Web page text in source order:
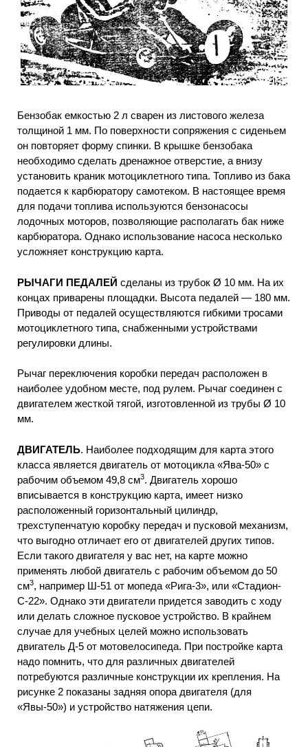
Бензобак емкостью 2 л сварен из листового железа
толщиной 1 мм. По поверхности сопряжения с сиденьем
он повторяет форму спинки. В крышке бензобака
необходимо сделать дренажное отверстие, а внизу
установить краник мотоциклетного типа. Топливо из бака
подается к карбюратору самотеком. В настоящее время
для подачи топлива используются бензонасосы
лодочных моторов, позволяющие располагать бак ниже
карбюратора. Однако использование насоса несколько
усложняет конструкцию карта.
РЫЧАГИ ПЕДАЛЕЙ сделаны из трубок Ø 10 мм. На их
концах приварены площадки. Высота педалей — 180 мм.
Приводы от педалей осуществляются гибкими тросами
мотоциклетного типа, снабженными устройствами
регулировки длины.
Рычаг переключения коробки передач расположен в
наиболее удобном месте, под рулем. Рычаг соединен с
двигателем жесткой тягой, изготовленной из трубы Ø 10
мм.
ДВИГАТЕЛЬ. Наиболее подходящим для карта этого
класса является двигатель от мотоцикла «Ява-50» с
рабочим объемом 49,8 см3. Двигатель хорошо
вписывается в конструкцию карта, имеет низко
расположенный горизонтальный цилиндр,
трехступенчатую коробку передач и пусковой механизм,
что выгодно отличает его от двигателей других типов.
Если такого двигателя у вас нет, на карте можно
применять любой двигатель с рабочим объемом до 50
см3, например Ш-51 от мопеда «Рига-3», или «Стадион-
С-22». Однако эти двигатели придется заводить с ходу
или делать сложное пусковое устройство. В крайнем
случае для учебных целей можно использовать
двигатель Д-5 от мотовелосипеда. При постройке карта
надо помнить, что для различных двигателей
потребуются различные конструкции их крепления. На
рисунке 2 показаны задняя опора двигателя (для
«Явы-50») и устройство натяжения цепи.